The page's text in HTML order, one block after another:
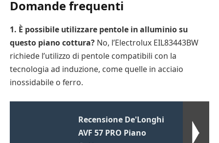
Domande frequenti
1. È possibile utilizzare pentole in alluminio su
questo piano cottura? No, l’Electrolux EIL83443BW
richiede l’utilizzo di pentole compatibili con la
tecnologia ad induzione, come quelle in acciaio
inossidabile o ferro.
Recensione De'Longhi
AVF 57 PRO Piano